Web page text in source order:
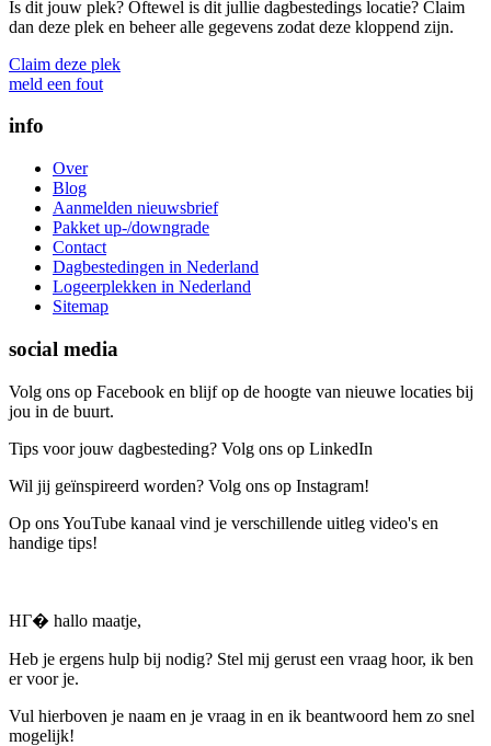
Is dit jouw plek? Oftewel is dit jullie dagbestedings locatie? Claim
dan deze plek en beheer alle gegevens zodat deze kloppend zijn.
Claim deze plek
meld een fout
info
Over
Blog
Aanmelden nieuwsbrief
Pakket up-/downgrade
Contact
Dagbestedingen in Nederland
Logeerplekken in Nederland
Sitemap
social media
Volg ons op Facebook en blijf op de hoogte van nieuwe locaties bij
jou in de buurt.
Tips voor jouw dagbesteding? Volg ons op LinkedIn
Wil jij geïnspireerd worden? Volg ons op Instagram!
Op ons YouTube kanaal vind je verschillende uitleg video's en
handige tips!
HГ� hallo maatje,
Heb je ergens hulp bij nodig? Stel mij gerust een vraag hoor, ik ben
er voor je.
Vul hierboven je naam en je vraag in en ik beantwoord hem zo snel
mogelijk!